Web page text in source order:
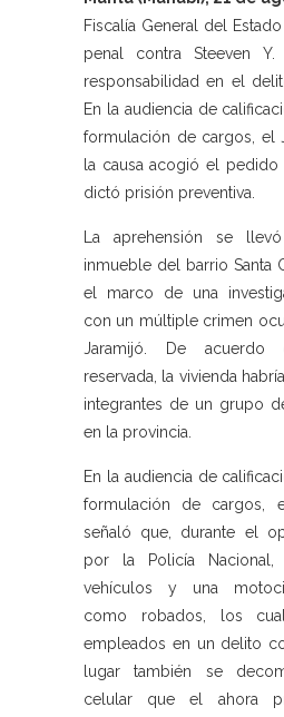
Fiscalía General del
penal contra Steeven
responsabilidad en el
En la audiencia de
formulación de cargos, el
la causa acogió el
dictó prisión preventiva.
La aprehensión se
inmueble del barrio Santa
el marco de una
con un múltiple crimen
Jaramijó. De acuerdo
reservada, la vivienda
integrantes de un grupo
en la provincia.
En la audiencia de
formulación de cargos,
señaló que, durante el
por la Policía
vehículos y una
como robados, los
empleados en un delito
lugar también se
celular que el ahora